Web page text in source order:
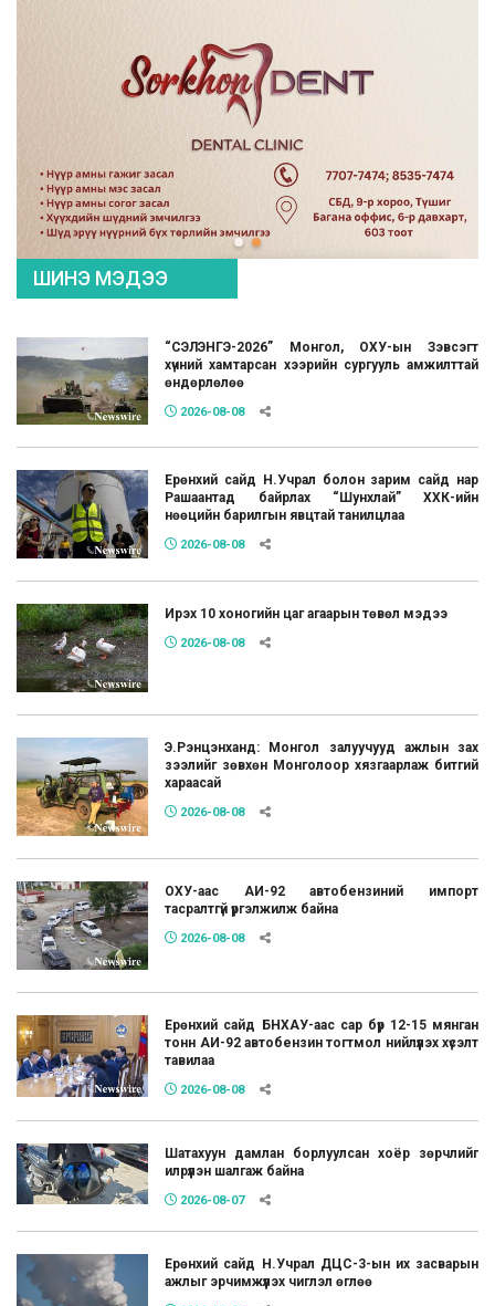
ШИНЭ МЭДЭЭ
“СЭЛЭНГЭ-2026” Монгол, ОХУ-ын Зэвсэгт
хүчний хамтарсан хээрийн сургууль амжилттай
өндөрлөлөө
2026-08-08
Ерөнхий сайд Н.Учрал болон зарим сайд нар
Рашаантад байрлах “Шунхлай” ХХК-ийн
нөөцийн барилгын явцтай танилцлаа
2026-08-08
Ирэх 10 хоногийн цаг агаарын төвөл мэдээ
2026-08-08
Э.Рэнцэнханд: Монгол залуучууд ажлын зах
зээлийг зөвхөн Монголоор хязгаарлаж битгий
хараасай
2026-08-08
ОХУ-аас АИ-92 автобензиний импорт
тасралтгүй үргэлжилж байна
2026-08-08
Ерөнхий сайд БНХАУ-аас сар бүр 12-15 мянган
тонн АИ-92 автобензин тогтмол нийлүүлэх хүсэлт
тавилаа
2026-08-08
Шатахуун дамлан борлуулсан хоёр зөрчлийг
илрүүлэн шалгаж байна
2026-08-07
Ерөнхий сайд Н.Учрал ДЦС-3-ын их засварын
ажлыг эрчимжүүлэх чиглэл өглөө